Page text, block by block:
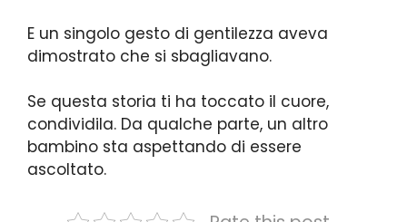
E un singolo gesto di gentilezza aveva
dimostrato che si sbagliavano.
Se questa storia ti ha toccato il cuore,
condividila. Da qualche parte, un altro
bambino sta aspettando di essere
ascoltato.